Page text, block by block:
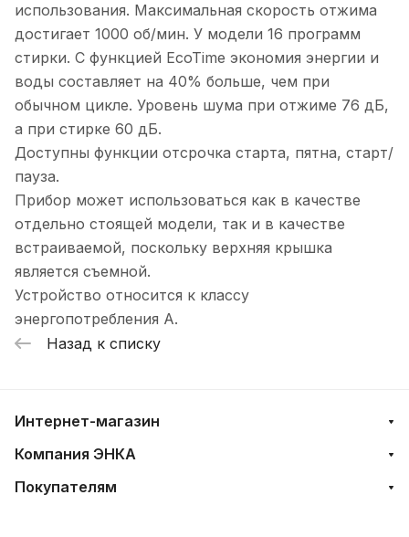
использования. Максимальная скорость отжима
достигает 1000 об/мин. У модели 16 программ
стирки. С функцией EcoTime экономия энергии и
воды составляет на 40% больше, чем при
обычном цикле. Уровень шума при отжиме 76 дБ,
а при стирке 60 дБ.
Доступны функции отсрочка старта, пятна, старт/
пауза.
Прибор может использоваться как в качестве
отдельно стоящей модели, так и в качестве
встраиваемой, поскольку верхняя крышка
является съемной.
Устройство относится к классу
энергопотребления А.
Назад к списку
Интернет-магазин
Компания ЭНКА
Покупателям